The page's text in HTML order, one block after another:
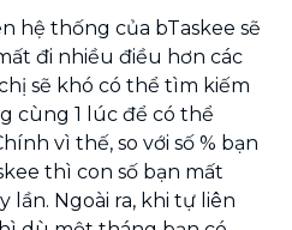
hệ thống của bTaskee sẽ
đi nhiều điều hơn các
sẽ khó có thể tìm kiếm
cùng 1 lúc để có thể
vì thế, so với số % bạn
thì con số bạn mất
lần. Ngoài ra, khi tự liên